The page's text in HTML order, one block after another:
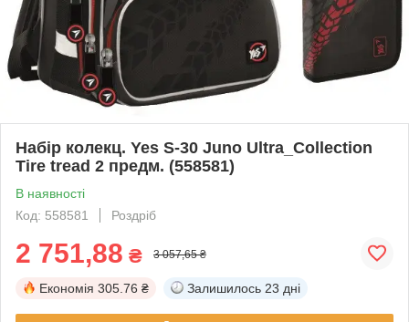
Набір колекц. Yes S-30 Juno Ultra_Collection
Tire tread 2 предм. (558581)
В наявності
Код: 558581
Роздріб
2 751,88 ₴ 3 057,65 ₴
Економія 305.76 ₴ Залишилось 23 дні